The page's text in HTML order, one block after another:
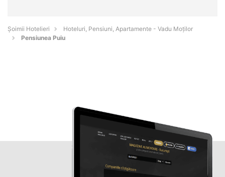
Șoimii Hotelieri
Hoteluri, Pensiuni, Apartamente - Vadu Moţilor
Pensiunea Puiu